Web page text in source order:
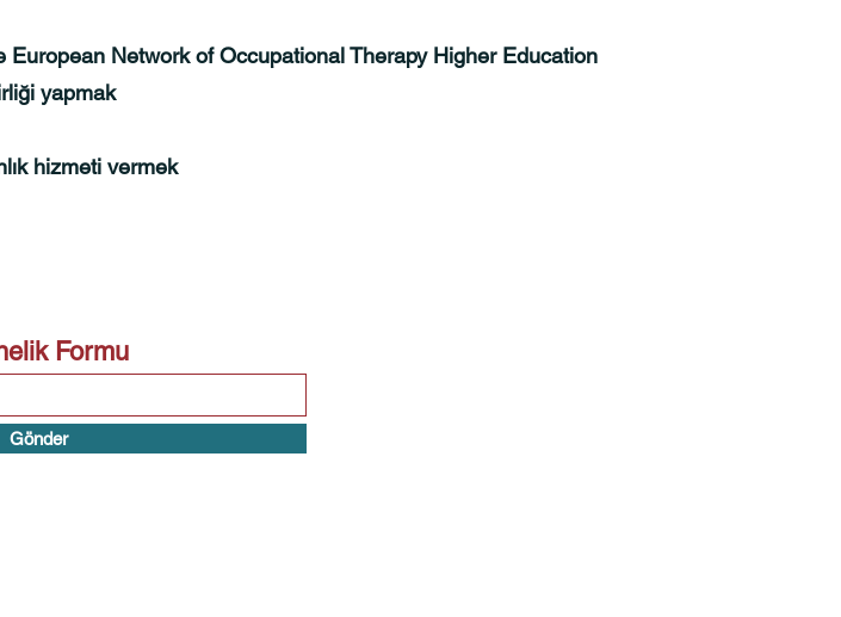
Network of Occupational Therapy Higher Education
yapmak
hizmeti vermek
Formu
Gönder